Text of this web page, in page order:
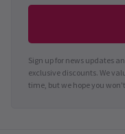
Sign up for news updates
exclusive discounts. We
time, but we hope you